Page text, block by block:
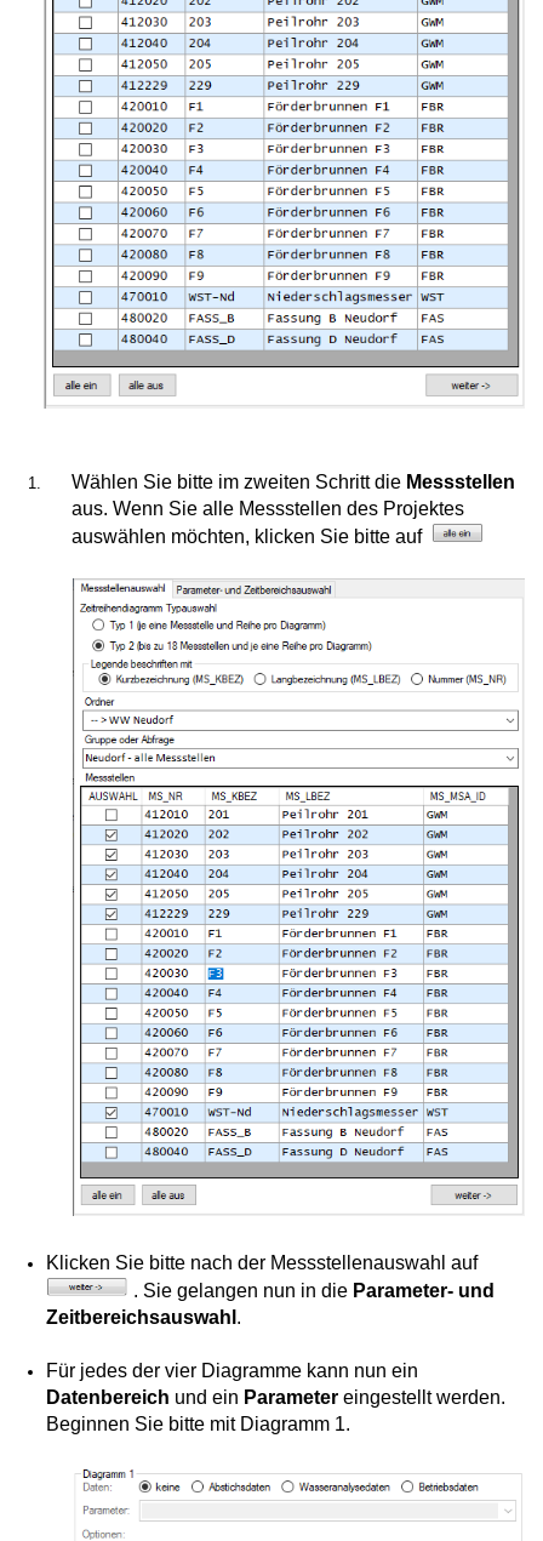
Säulen
aus SIAS/GEOline
Wählen Sie bitte im zweiten Schritt die Messstellen
aus. Wenn Sie alle Messstellen des Projektes
auswählen möchten, klicken Sie bitte auf
Klicken Sie bitte nach der Messstellenauswahl auf
. Sie gelangen nun in die Parameter- und
Zeitbereichsauswahl .
Für jedes der vier Diagramme kann nun ein
Datenbereich und ein Parameter eingestellt werden.
Beginnen Sie bitte mit Diagramm 1.